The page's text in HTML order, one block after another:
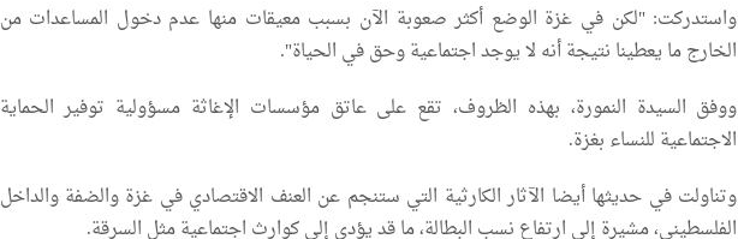
واستدركت: "لكن في غزة الوضع أكثر صعوبة الآن بسبب معيقات منها عدم دخول المساعدات من
الخارج ما يعطينا نتيجة أنه لا يوجد اجتماعية وحق في الحياة".
ووفق السيدة النمورة، بهذه الظروف، تقع على عاتق مؤسسات الإغاثة مسؤولية توفير الحماية
الاجتماعية للنساء بغزة.
وتناولت في حديثها أيضا الآثار الكارثية التي ستنجم عن العنف الاقتصادي في غزة والضفة والداخل
الفلسطيني، مشيرة إلى ارتفاع نسب البطالة، ما قد يؤدي إلى كوارث اجتماعية مثل السرقة.